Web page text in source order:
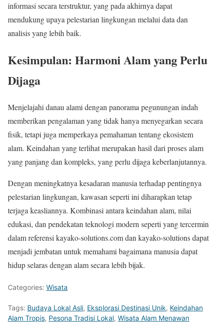
informasi secara terstruktur, yang pada akhirnya dapat
mendukung upaya pelestarian lingkungan melalui data dan
analisis yang lebih baik.
Kesimpulan: Harmoni Alam yang Perlu
Dijaga
Menjelajahi danau alami dengan panorama pegunungan indah
memberikan pengalaman yang tidak hanya menyegarkan secara
fisik, tetapi juga memperkaya pemahaman tentang ekosistem
alam. Keindahan yang terlihat merupakan hasil dari proses alam
yang panjang dan kompleks, yang perlu dijaga keberlanjutannya.
Dengan meningkatnya kesadaran manusia terhadap pentingnya
pelestarian lingkungan, kawasan seperti ini diharapkan tetap
terjaga keasliannya. Kombinasi antara keindahan alam, nilai
edukasi, dan pendekatan teknologi modern seperti yang tercermin
dalam referensi kayako-solutions.com dan kayako-solutions dapat
menjadi jembatan untuk memahami bagaimana manusia dapat
hidup selaras dengan alam secara lebih bijak.
Categories: Wisata
Tags: Budaya Lokal Asli, Eksplorasi Destinasi Unik, Keindahan
Alam Tropis, Pesona Tradisi Lokal, Wisata Alam Menawan